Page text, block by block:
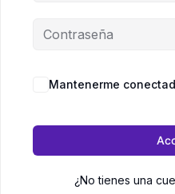
Mantenerme
¿No tienes una